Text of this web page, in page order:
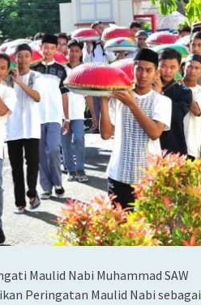
Maulid Nabi Muhammad SAW
Peringatan Maulid Nabi sebagai